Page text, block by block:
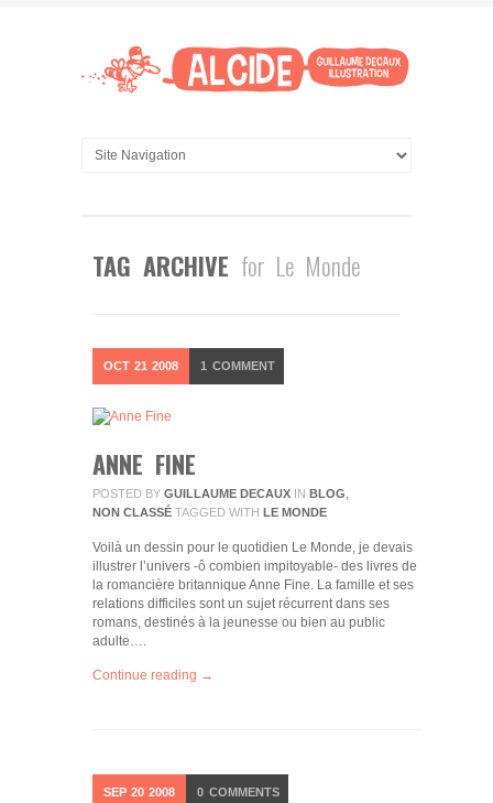
TAG ARCHIVE for Le Monde
OCT 21 2008 1 COMMENT
ANNE FINE
POSTED BY GUILLAUME DECAUX IN BLOG
NON CLASSÉ TAGGED WITH LE MONDE
Voilà un dessin pour le quotidien Le Monde, je devais
illustrer l’univers -ô combien impitoyable- des livres de
la romancière britannique Anne Fine. La famille et ses
relations difficiles sont un sujet récurrent dans ses
romans, destinés à la jeunesse ou bien au public
adulte….
Continue reading →
SEP 20 2008 0 COMMENTS